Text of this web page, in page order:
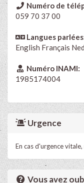
Numéro de
059 70 37 00
Langues
English Français
Numéro INAMI:
1985174004
Urgence
En cas d'urgence
Vous avez